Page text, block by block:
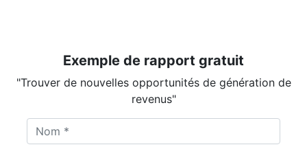
Exemple de rapport gratuit
"Trouver de nouvelles opportunités de génération de
revenus"